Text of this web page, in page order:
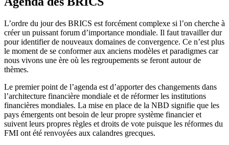
L’ordre du jour des BRICS est forcément complexe si l’on cherche à
créer un puissant forum d’importance mondiale. Il faut travailler dur
pour identifier de nouveaux domaines de convergence. Ce n’est plus
le moment de se conformer aux anciens modèles et paradigmes car
nous vivons une ère où les regroupements se feront autour de
thèmes.
Le premier point de l’agenda est d’apporter des changements dans
l’architecture financière mondiale et de réformer les institutions
financières mondiales. La mise en place de la NBD signifie que les
pays émergents ont besoin de leur propre système financier et
suivent leurs propres règles et droits de vote puisque les réformes du
FMI ont été renvoyées aux calandres grecques.